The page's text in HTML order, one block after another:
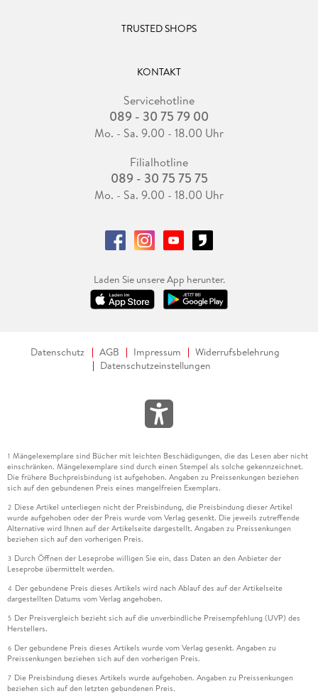
TRUSTED SHOPS
KONTAKT
Servicehotline
089 - 30 75 79 00
Mo. - Sa. 9.00 - 18.00 Uhr
Filialhotline
089 - 30 75 75 75
Mo. - Sa. 9.00 - 18.00 Uhr
Laden Sie unsere App herunter.
Datenschutz AGB Impressum
Widerrufsbelehrung
Datenschutzeinstellungen
1 Mängelexemplare sind Bücher mit leichten Beschädigungen, die das Lesen aber nicht
einschränken. Mängelexemplare sind durch einen Stempel als solche gekennzeichnet.
Die frühere Buchpreisbindung ist aufgehoben. Angaben zu Preissenkungen beziehen
sich auf den gebundenen Preis eines mangelfreien Exemplars.
2 Diese Artikel unterliegen nicht der Preisbindung, die Preisbindung dieser Artikel
wurde aufgehoben oder der Preis wurde vom Verlag gesenkt. Die jeweils zutreffende
Alternative wird Ihnen auf der Artikelseite dargestellt. Angaben zu Preissenkungen
beziehen sich auf den vorherigen Preis.
3 Durch Öffnen der Leseprobe willigen Sie ein, dass Daten an den Anbieter der
Leseprobe übermittelt werden.
4 Der gebundene Preis dieses Artikels wird nach Ablauf des auf der Artikelseite
dargestellten Datums vom Verlag angehoben.
5 Der Preisvergleich bezieht sich auf die unverbindliche Preisempfehlung (UVP) des
Herstellers.
6 Der gebundene Preis dieses Artikels wurde vom Verlag gesenkt. Angaben zu
Preissenkungen beziehen sich auf den vorherigen Preis.
7 Die Preisbindung dieses Artikels wurde aufgehoben. Angaben zu Preissenkungen
beziehen sich auf den letzten gebundenen Preis.